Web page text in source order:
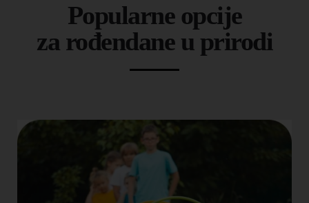
Popularne opcije
za rođendane u prirodi